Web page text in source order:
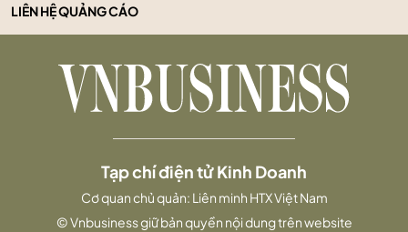
LIÊN HỆ QUẢNG CÁO
Tạp chí điện tử Kinh Doanh
Cơ quan chủ quản: Liên minh HTX Việt Nam
© Vnbusiness giữ bản quyền nội dung trên website